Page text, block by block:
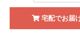
宅配でお届